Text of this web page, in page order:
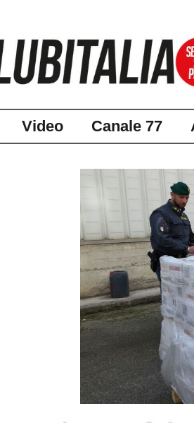
Video Canale 77